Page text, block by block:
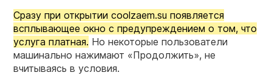
Сразу при открытии coolzaem.su появляется
всплывающее окно с предупреждением о том, что
услуга платная. Но некоторые пользователи
машинально нажимают «Продолжить», не
вчитываясь в условия.